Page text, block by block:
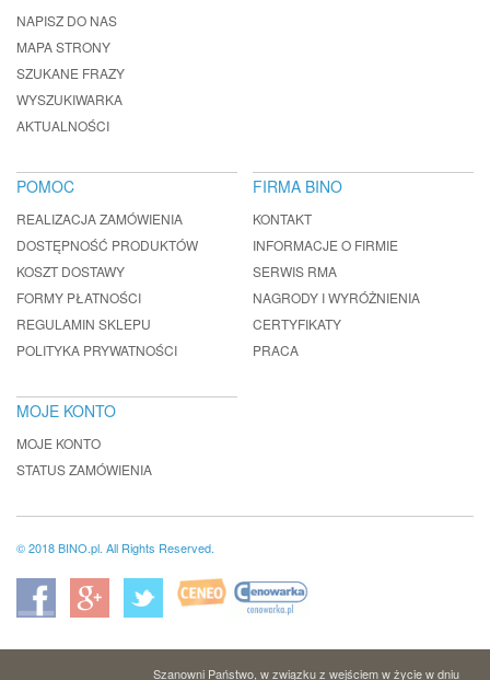
NAPISZ DO NAS
MAPA STRONY
SZUKANE FRAZY
WYSZUKIWARKA
AKTUALNOŚCI
POMOC
REALIZACJA ZAMÓWIENIA
DOSTĘPNOŚĆ PRODUKTÓW
KOSZT DOSTAWY
FORMY PŁATNOŚCI
REGULAMIN SKLEPU
POLITYKA PRYWATNOŚCI
FIRMA BINO
KONTAKT
INFORMACJE O FIRMIE
SERWIS RMA
NAGRODY I WYRÓŻNIENIA
CERTYFIKATY
PRACA
MOJE KONTO
MOJE KONTO
STATUS ZAMÓWIENIA
© 2018 BINO.pl. All Rights Reserved.
Szanowni Państwo, w związku z wejściem w życie w dniu